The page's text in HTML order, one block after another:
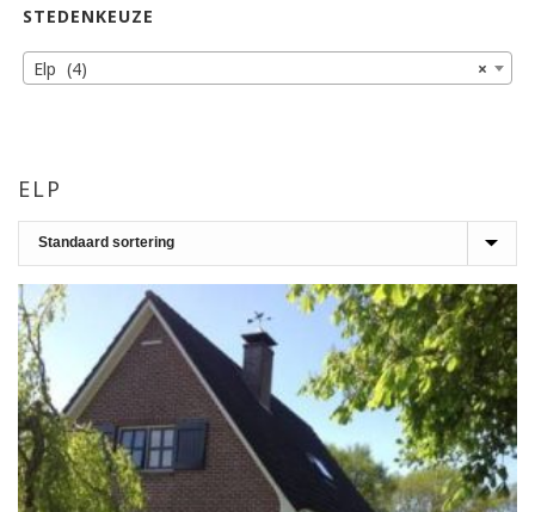
ELP
STEDENKEUZE
×
Elp (4)